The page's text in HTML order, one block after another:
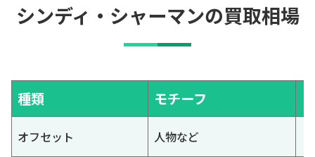
シンディ・シャーマンの買取相場
種類 モチーフ
オフセット 人物など